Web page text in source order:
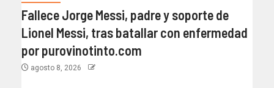
Fallece Jorge Messi, padre y soporte de
Lionel Messi, tras batallar con enfermedad
por purovinotinto.com
agosto 8, 2026